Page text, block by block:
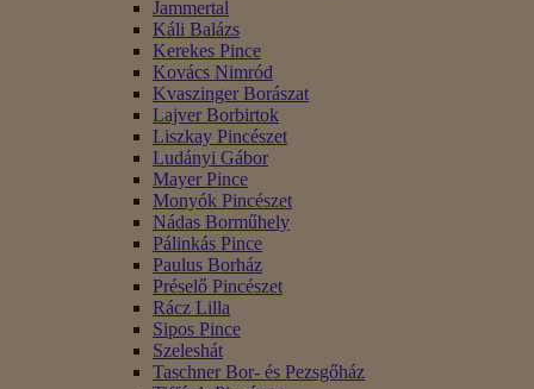
Jammertal
Káli Balázs
Kerekes Pince
Kovács Nimród
Kvaszinger Borászat
Lajver Borbirtok
Liszkay Pincészet
Ludányi Gábor
Mayer Pince
Monyók Pincészet
Nádas Borműhely
Pálinkás Pince
Paulus Borház
Préselő Pincészet
Rácz Lilla
Sipos Pince
Szeleshát
Taschner Bor- és Pezsgőház